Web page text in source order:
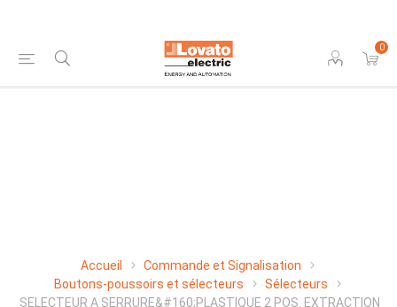
0
Accueil
Commande et Signalisation
Boutons-poussoirs et sélecteurs
Sélecteurs
SELECTEUR A SERRURE&#160;PLASTIQUE 2 POS. EXTRACTION